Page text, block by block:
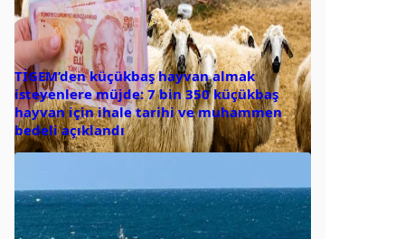
TİGEM’den küçükbaş hayvan almak
isteyenlere müjde: 7 bin 350 küçükbaş
hayvan için ihale tarihi ve muhammen
bedeli açıklandı